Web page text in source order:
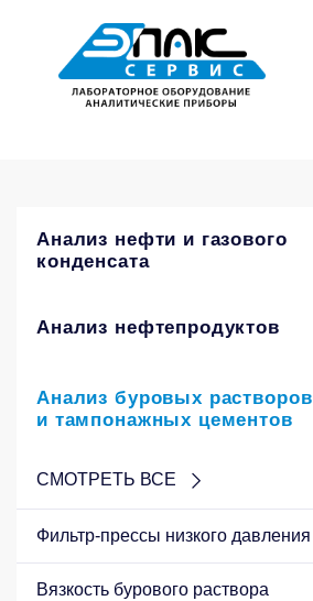
Анализ нефти и газового
конденсата
Анализ нефтепродуктов
Анализ буровых растворов
и тампонажных цементов
СМОТРЕТЬ ВСЕ
Фильтр-прессы низкого давления
Вязкость бурового раствора